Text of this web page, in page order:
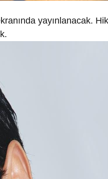
yayınlanacak.